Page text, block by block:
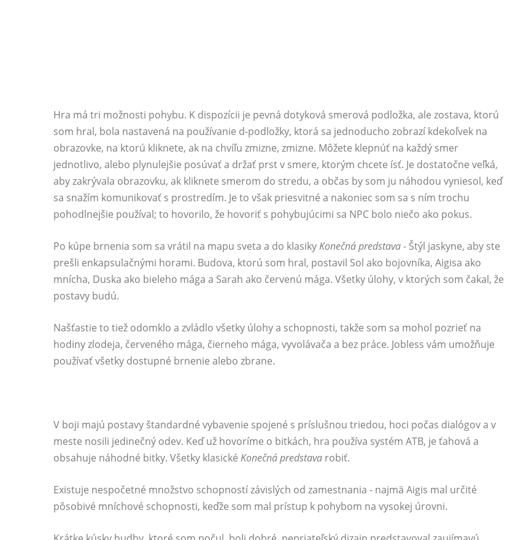
Hra má tri možnosti pohybu. K dispozícii je pevná dotyková smerová podložka, ale zostava, ktorú
som hral, ​​bola nastavená na používanie d-podložky, ktorá sa jednoducho zobrazí kdekoľvek na
obrazovke, na ktorú kliknete, ak na chvíľu zmizne, zmizne. Môžete klepnúť na každý smer
jednotlivo, alebo plynulejšie posúvať a držať prst v smere, ktorým chcete ísť. Je dostatočne veľká,
aby zakrývala obrazovku, ak kliknete smerom do stredu, a občas by som ju náhodou vyniesol, keď
sa snažím komunikovať s prostredím. Je to však priesvitné a nakoniec som sa s ním trochu
pohodlnejšie používal; to hovorilo, že hovoriť s pohybujúcimi sa NPC bolo niečo ako pokus.
Po kúpe brnenia som sa vrátil na mapu sveta a do klasikyKonečná predstava- Štýl jaskyne, aby ste
prešli enkapsulačnými horami. Budova, ktorú som hral, ​​postavil Sol ako bojovníka, Aigisa ako
mnícha, Duska ako bieleho mága a Sarah ako červenú mága. Všetky úlohy, v ktorých som čakal, že
postavy budú.
Našťastie to tiež odomklo a zvládlo všetky úlohy a schopnosti, takže som sa mohol pozrieť na
hodiny zlodeja, červeného mága, čierneho mága, vyvolávača a bez práce. Jobless vám umožňuje
používať všetky dostupné brnenie alebo zbrane.
V boji majú postavy štandardné vybavenie spojené s príslušnou triedou, hoci počas dialógov a v
meste nosili jedinečný odev. Keď už hovoríme o bitkách, hra používa systém ATB, je ťahová a
obsahuje náhodné bitky. Všetky klasické Konečná predstava robiť.
Existuje nespočetné množstvo schopností závislých od zamestnania - najmä Aigis mal určité
pôsobivé mníchové schopnosti, keďže som mal prístup k pohybom na vysokej úrovni.